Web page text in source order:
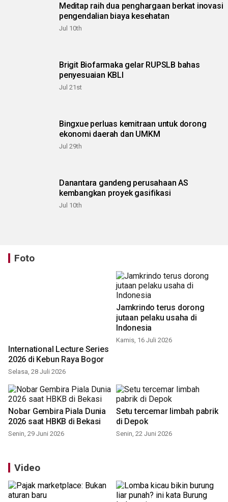
Meditap raih dua penghargaan berkat inovasi
pengendalian biaya kesehatan
Jul 10th
Brigit Biofarmaka gelar RUPSLB bahas
penyesuaian KBLI
Jul 21st
Bingxue perluas kemitraan untuk dorong
ekonomi daerah dan UMKM
Jul 29th
Danantara gandeng perusahaan AS
kembangkan proyek gasifikasi
Jul 10th
Foto
International Lecture Series
2026 di Kebun Raya Bogor
Selasa, 28 Juli 2026
Jamkrindo terus dorong
jutaan pelaku usaha di
Indonesia
Kamis, 16 Juli 2026
Nobar Gembira Piala Dunia
2026 saat HBKB di Bekasi
Senin, 29 Juni 2026
Setu tercemar limbah pabrik
di Depok
Senin, 22 Juni 2026
Video